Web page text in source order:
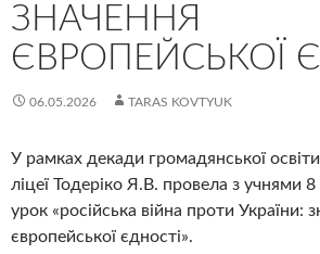
ЗНАЧЕННЯ
ЄВРОПЕЙСЬКОЇ
06.05.2026 TARAS KOVTYUK
У рамках декади громадянської
ліцеї Тодеріко Я.В. провела з учнями
урок «російська війна проти України:
європейської єдності».